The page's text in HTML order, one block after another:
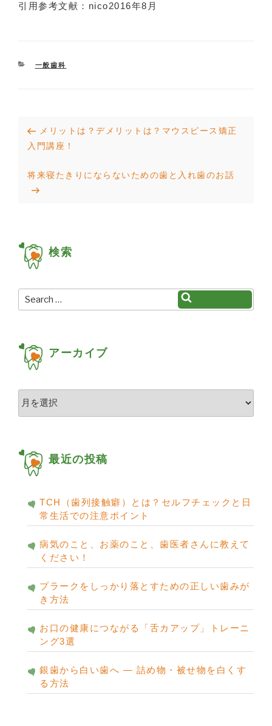
引用参考文献：nico2016年8月
CATEGORIES
一般歯科
投
稿
ビ
シ
ョ
ン
Previous
Post
メリットは？デメリットは？マウスピース矯正
入門講座！
Next
Post
将来寝たきりにならないための歯と入れ歯のお話
検索
Search
for:
アーカイブ
ア
ブ
最近の投稿
TCH（歯列接触癖）とは？セルフチェックと日
常生活での注意ポイント
病気のこと、お薬のこと、歯医者さんに教えて
ください！
プラークをしっかり落とすための正しい歯みが
き方法
お口の健康につながる「舌カアップ」トレーニ
ング3選
銀歯から白い歯へ ― 詰め物・被せ物を白くす
る方法